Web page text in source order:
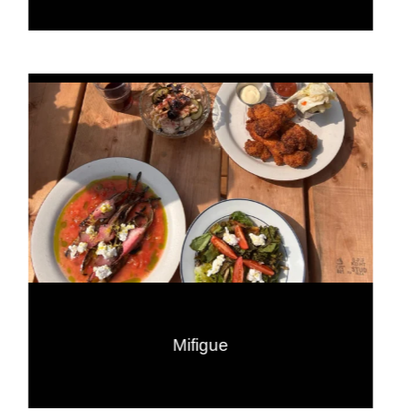
Mifigue